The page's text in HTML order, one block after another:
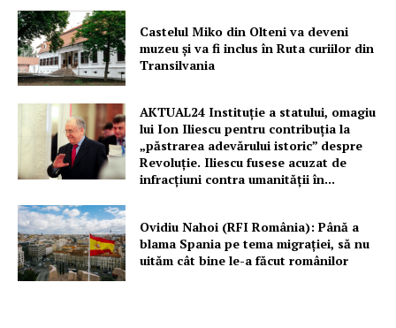
Castelul Miko din Olteni va deveni
muzeu şi va fi inclus în Ruta curiilor din
Transilvania
AKTUAL24 Instituție a statului, omagiu
lui Ion Iliescu pentru contribuția la
„păstrarea adevărului istoric” despre
Revoluție. Iliescu fusese acuzat de
infracțiuni contra umanității în...
Ovidiu Nahoi (RFI România): Până a
blama Spania pe tema migrației, să nu
uităm cât bine le-a făcut românilor